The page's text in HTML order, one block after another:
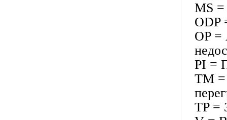
MS =
ODP
OP =
PI =
TM =
TP =